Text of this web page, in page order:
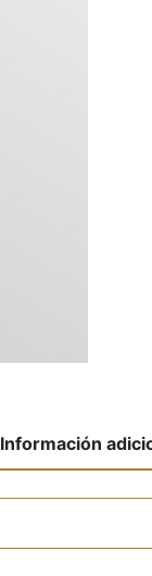
Información